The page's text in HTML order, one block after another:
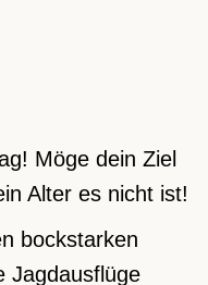
Möge dein Ziel
Alter es nicht ist!
bockstarken
Jagdausflüge